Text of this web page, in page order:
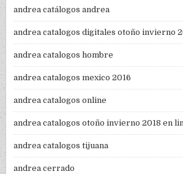
andrea catálogos andrea
andrea catalogos digitales otoño invierno
andrea catalogos hombre
andrea catalogos mexico 2016
andrea catalogos online
andrea catalogos otoño invierno 2018 en
andrea catalogos tijuana
andrea cerrado